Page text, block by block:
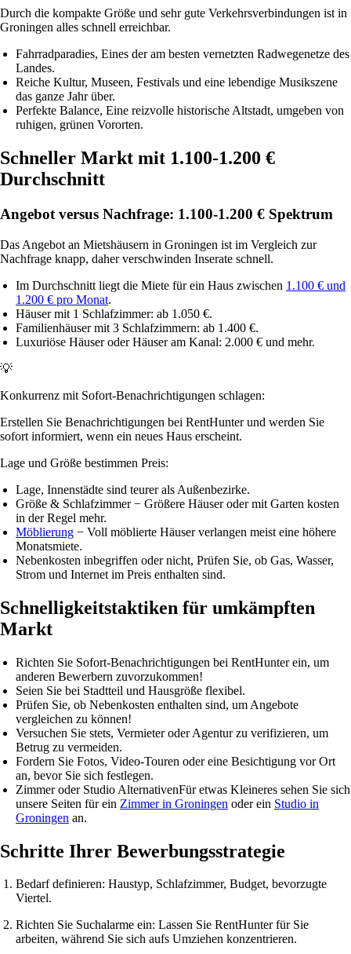
Durch die kompakte Größe und sehr gute Verkehrsverbindungen ist in
Groningen alles schnell erreichbar.
Fahrradparadies, Eines der am besten vernetzten Radwegenetze des
Landes.
Reiche Kultur, Museen, Festivals und eine lebendige Musikszene
das ganze Jahr über.
Perfekte Balance, Eine reizvolle historische Altstadt, umgeben von
ruhigen, grünen Vororten.
Schneller Markt mit 1.100-1.200 €
Durchschnitt
Angebot versus Nachfrage: 1.100-1.200 € Spektrum
Das Angebot an Mietshäusern in Groningen ist im Vergleich zur
Nachfrage knapp, daher verschwinden Inserate schnell.
Im Durchschnitt liegt die Miete für ein Haus zwischen 1.100 € und
1.200 € pro Monat.
Häuser mit 1 Schlafzimmer: ab 1.050 €.
Familienhäuser mit 3 Schlafzimmern: ab 1.400 €.
Luxuriöse Häuser oder Häuser am Kanal: 2.000 € und mehr.
💡
Konkurrenz mit Sofort-Benachrichtigungen schlagen:
Erstellen Sie Benachrichtigungen bei RentHunter und werden Sie
sofort informiert, wenn ein neues Haus erscheint.
Lage und Größe bestimmen Preis:
Lage, Innenstädte sind teurer als Außenbezirke.
Größe & Schlafzimmer− Größere Häuser oder mit Garten kosten
in der Regel mehr.
Möblierung − Voll möblierte Häuser verlangen meist eine höhere
Monatsmiete.
Nebenkosten inbegriffen oder nicht, Prüfen Sie, ob Gas, Wasser,
Strom und Internet im Preis enthalten sind.
Schnelligkeitstaktiken für umkämpften
Markt
Richten Sie Sofort-Benachrichtigungen bei RentHunter ein, um
anderen Bewerbern zuvorzukommen!
Seien Sie bei Stadtteil und Hausgröße flexibel.
Prüfen Sie, ob Nebenkosten enthalten sind, um Angebote
vergleichen zu können!
Versuchen Sie stets, Vermieter oder Agentur zu verifizieren, um
Betrug zu vermeiden.
Fordern Sie Fotos, Video-Touren oder eine Besichtigung vor Ort
an, bevor Sie sich festlegen.
Zimmer oder Studio AlternativenFür etwas Kleineres sehen Sie sich
unsere Seiten für ein Zimmer in Groningen oder ein Studio in
Groningen an.
Schritte Ihrer Bewerbungsstrategie
Bedarf definieren: Haustyp, Schlafzimmer, Budget, bevorzugte
Viertel.
Richten Sie Suchalarme ein: Lassen Sie RentHunter für Sie
arbeiten, während Sie sich aufs Umziehen konzentrieren.